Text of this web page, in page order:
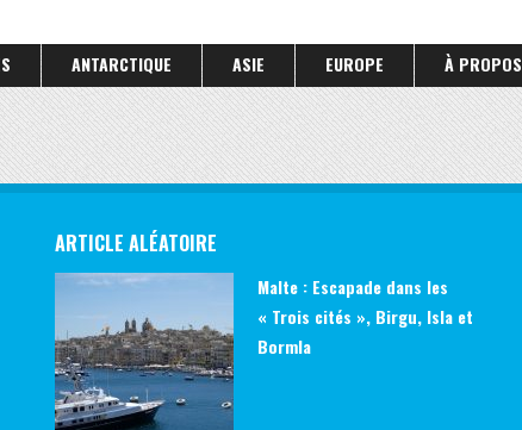
ANTARCTIQUE ASIE EUROPE À PROPOS
ARTICLE ALÉATOIRE
Malte : Escapade dans les
« Trois cités », Birgu, Isla et
Bormla